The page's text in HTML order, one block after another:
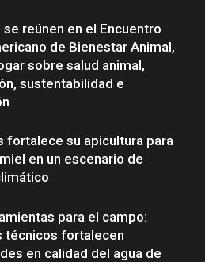
reúnen en el Encuentro
de Bienestar Animal,
sobre salud animal,
sustentabilidad e
fortalece su apicultura para
en un escenario de
para el campo:
técnicos fortalecen
en calidad del agua de